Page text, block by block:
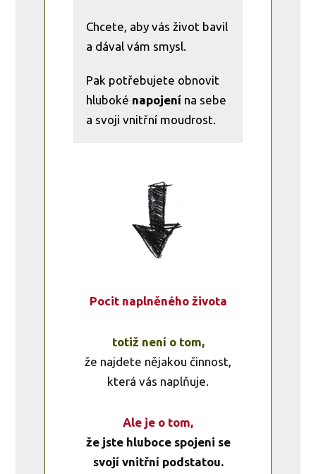
Chcete, aby vás život bavil
a dával vám smysl.
Pak potřebujete obnovit
hluboké napojení na sebe
a svoji vnitřní moudrost.
Pocit naplněného života
totiž není o tom,
že najdete nějakou činnost,
která vás naplňuje.
Ale je o tom,
že jste hluboce spojeni se
svojí vnitřní podstatou.